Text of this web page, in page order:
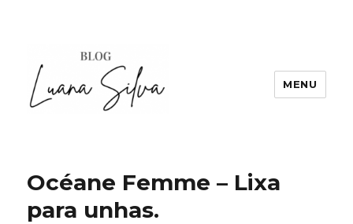
MENU
Océane Femme – Lixa
para unhas.